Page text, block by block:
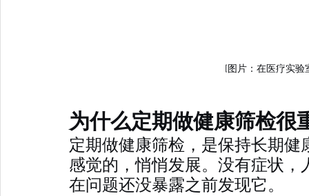
[图片：在医疗实验
为什么定期做健康筛检很
定期做健康筛检，是保持长期
感觉的，悄悄发展。没有症状
在问题还没暴露之前发现它。